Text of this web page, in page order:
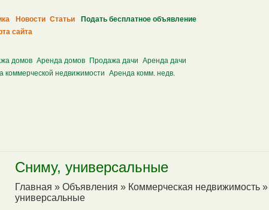
Новости Статьи
Подать бесплатное объявление
сайта
домов Аренда домов Продажа дачи Аренда дачи
коммерческой недвижимости Аренда комм. недв.
Сниму, универсальные
Главная » Объявления » Коммерческая недвижимость »
универсальные